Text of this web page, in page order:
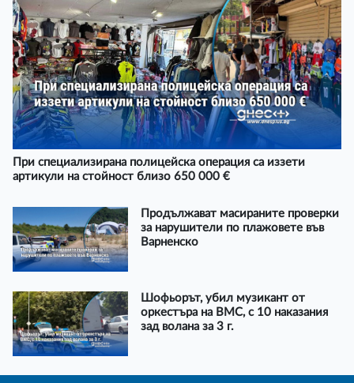
При специализирана полицейска операция са иззети
артикули на стойност близо 650 000 €
Продължават масираните проверки
за нарушители по плажовете във
Варненско
Шофьорът, убил музикант от
оркестъра на ВМС, с 10 наказания
зад волана за 3 г.